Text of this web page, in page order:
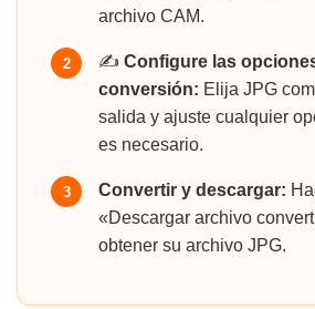
archivo CAM.
2 ✍️ Configure las
conversión: Elija JPG
salida y ajuste cualquier
es necesario.
3 Convertir y descargar:
«Descargar archivo
obtener su archivo JPG.